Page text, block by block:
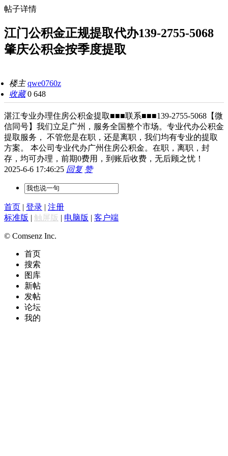
帖子详情
江门公积金正规提取代办139-2755-5068
肇庆公积金按季度提取
楼主qwe0760z
收藏 0 648
湛江专业办理住房公积金提取■■■联系■■■139-2755-5068【微
信同号】我们立足广州，服务全国整个市场。专业代办公积金
提取服务， 不管您是在职，还是离职，我们均有专业的提取
方案。 本公司专业代办广州住房公积金。在职，离职，封
存，均可办理，前期0费用，到账后收费，无后顾之忧！
2025-6-6 17:46:25 回复 赞
首页 | 登录 | 注册
标准版 | 触屏版 | 电脑版 | 客户端
© Comsenz Inc.
首页
搜索
图库
新帖
发帖
论坛
我的